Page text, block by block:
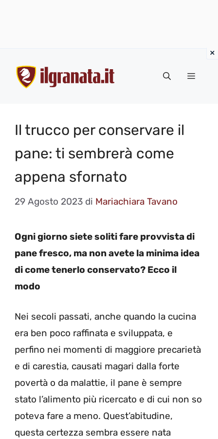
contenuto
Menu
Il trucco per conservare il
pane: ti sembrerà come
appena sfornato
29 Agosto 2023 di Mariachiara Tavano
Ogni giorno siete soliti fare provvista di
pane fresco, ma non avete la minima idea
di come tenerlo conservato? Ecco il
modo
Nei secoli passati, anche quando la cucina
era ben poco raffinata e sviluppata, e
perfino nei momenti di maggiore precarietà
e di carestia, causati magari dalla forte
povertà o da malattie, il pane è sempre
stato l’alimento più ricercato e di cui non so
poteva fare a meno. Quest’abitudine,
questa certezza sembra essere nata